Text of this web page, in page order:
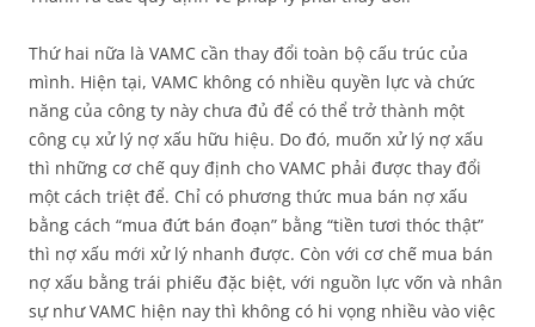
Thứ hai nữa là VAMC cần thay đổi toàn bộ cấu trúc của
mình. Hiện tại, VAMC không có nhiều quyền lực và chức
năng của công ty này chưa đủ để có thể trở thành một
công cụ xử lý nợ xấu hữu hiệu. Do đó, muốn xử lý nợ xấu
thì những cơ chế quy định cho VAMC phải được thay đổi
một cách triệt để. Chỉ có phương thức mua bán nợ xấu
bằng cách “mua đứt bán đoạn” bằng “tiền tươi thóc thật”
thì nợ xấu mới xử lý nhanh được. Còn với cơ chế mua bán
nợ xấu bằng trái phiếu đặc biệt, với nguồn lực vốn và nhân
sự như VAMC hiện nay thì không có hi vọng nhiều vào việc